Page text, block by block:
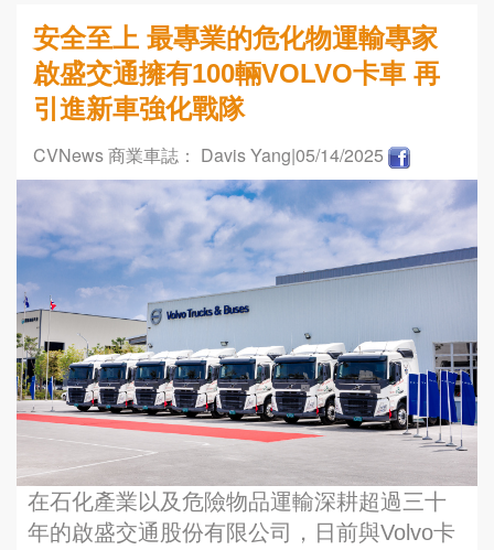
安全至上 最專業的危化物運輸專家
啟盛交通擁有100輛VOLVO卡車 再
引進新車強化戰隊
CVNews 商業車誌： Davis Yang|05/14/2025
在石化產業以及危險物品運輸深耕超過三十
年的啟盛交通股份有限公司，日前與Volvo卡